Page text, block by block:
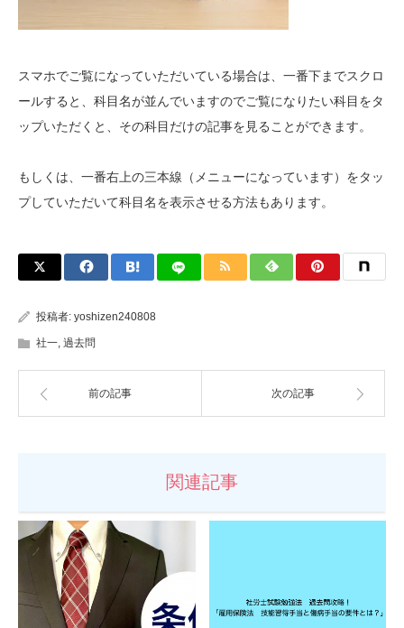
スマホでご覧になっていただいている場合は、一番下までスクロ
ールすると、科目名が並んでいますのでご覧になりたい科目をタ
ップいただくと、その科目だけの記事を見ることができます。
もしくは、一番右上の三本線（メニューになっています）をタッ
プしていただいて科目名を表示させる方法もあります。
投稿者: yoshizen240808
社一, 過去問
前の記事 次の記事
関連記事